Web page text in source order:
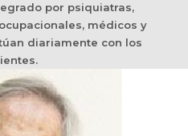
por psiquiatras,
médicos y
diariamente con los